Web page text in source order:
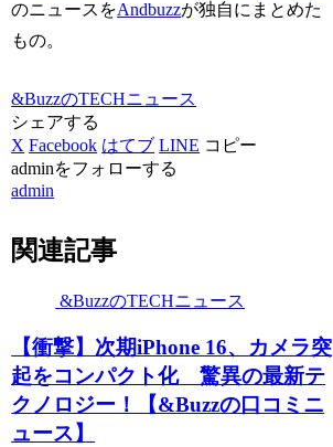
のニュースをAndbuzzが独自にまとめた
もの。
&BuzzのTECHニュース
シェアする
X Facebook はてブ LINE コピー
adminをフォローする
admin
関連記事
&BuzzのTECHニュース
【衝撃】次期iPhone 16、カメラ突
起をコンパクト化 驚異の最新テ
クノロジー！【&Buzzの口コミニ
ュース】